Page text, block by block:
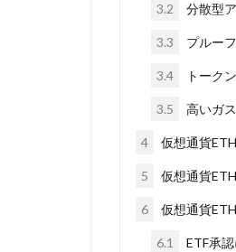
3.2 分散型
3.3 プルー
3.4 トーク
3.5 高いガ
4 仮想通貨
5 仮想通貨
6 仮想通貨
6.1 ETF承